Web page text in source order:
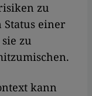
zu
einer
zu
kann